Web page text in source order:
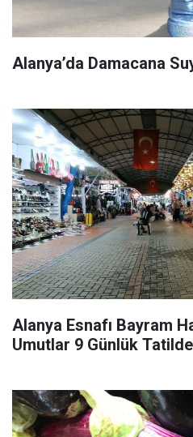
Alanya’da Damacana
Alanya Esnafı Bayram
Umutlar 9 Günlük Tatilde